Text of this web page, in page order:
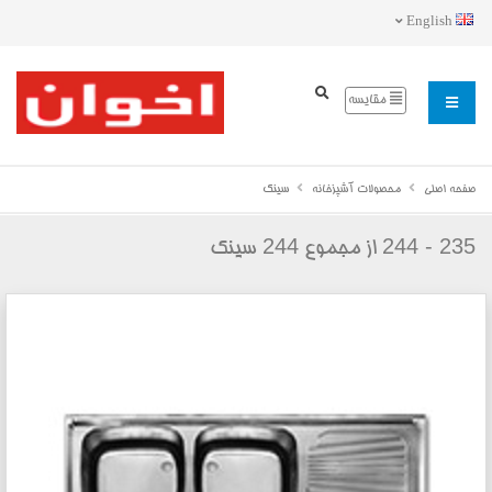
مقایسه
صفحه اصلی محصولات آشپزخانه سینک
235 - 244 از مجموع 244 سینک